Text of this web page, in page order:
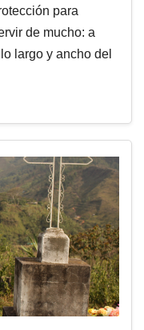
para
de mucho: a
largo y ancho del